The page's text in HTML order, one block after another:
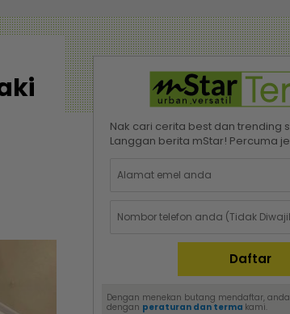
Nak cari cerita best dan trending
Langgan berita mStar! Percuma
Dengan menekan butang mendaftar,
dengan peraturan dan terma kami.